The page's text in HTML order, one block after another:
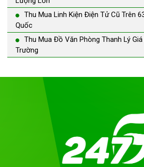
Thu Mua Linh Kiện Điện Tử Cũ Trên
Quốc
Thu Mua Đồ Văn Phòng Thanh Lý
Trường